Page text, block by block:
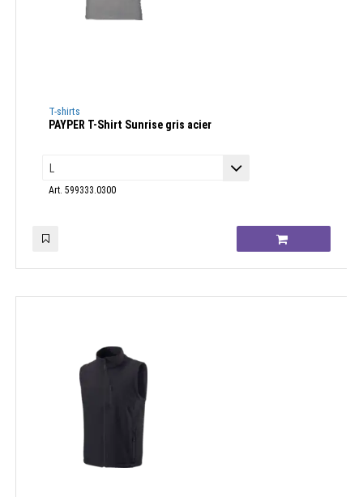
T-shirts
PAYPER T-Shirt Sunrise gris acier
Art. 599333.0300